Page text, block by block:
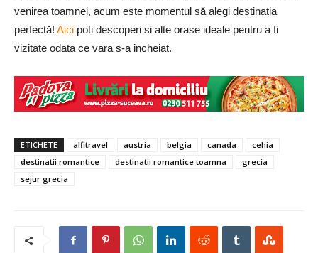
venirea toamnei, acum este momentul să alegi destinația
perfectă! Aici poti descoperi si alte orase ideale pentru a fi
vizitate odata ce vara s-a incheiat.
ETICHETE alfitravel austria belgia canada
cehia
destinatii romantice
destinatii romantice toamna
grecia
sejur grecia